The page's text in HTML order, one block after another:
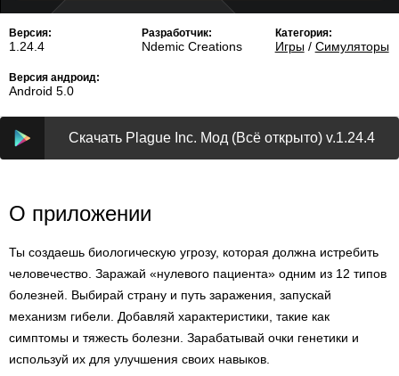
Версия:
1.24.4
Разработчик:
Ndemic Creations
Категория:
Игры/ Симуляторы
Версия андроид:
Android 5.0
Скачать Plague Inc. Мод (Всё открыто) v.1.24.4
О приложении
Ты создаешь биологическую угрозу, которая должна истребить
человечество. Заражай «нулевого пациента» одним из 12 типов
болезней. Выбирай страну и путь заражения, запускай
механизм гибели. Добавляй характеристики, такие как
симптомы и тяжесть болезни. Зарабатывай очки генетики и
используй их для улучшения своих навыков.